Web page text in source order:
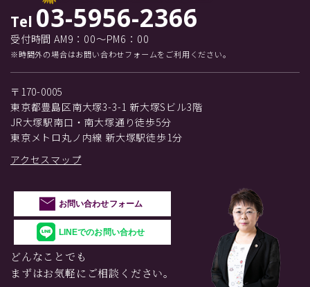
Tel 03-5956-2366
受付時間 AM9：00～PM6：00
※時間外の場合はお問い合わせフォームをご利用ください。
〒170-0005
東京都豊島区南大塚3-3-1 新大塚Sビル3階
JR大塚駅南口・南大塚通り徒歩5分
東京メトロ丸ノ内線 新大塚駅徒歩1分
アクセスマップ
お問い合わせフォーム
LINEでのお問い合わせ
どんなことでも
まずはお気軽にご相談ください。